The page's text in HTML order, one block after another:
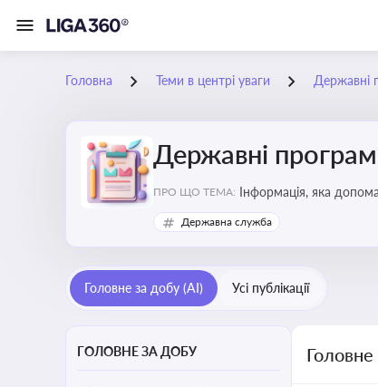
Головна Теми в центрі уваги Державні
Державні
ПРО ЩО ТЕМА: Інформація, яка
удосконалення
Державна служба
Головне за добу (AI) Усі публікації
ГОЛОВНЕ ЗА ДОБУ